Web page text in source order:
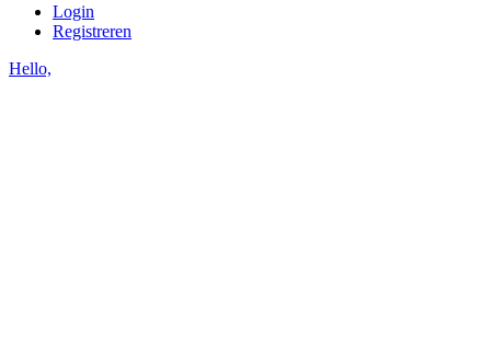
Login
Registreren
Hello,